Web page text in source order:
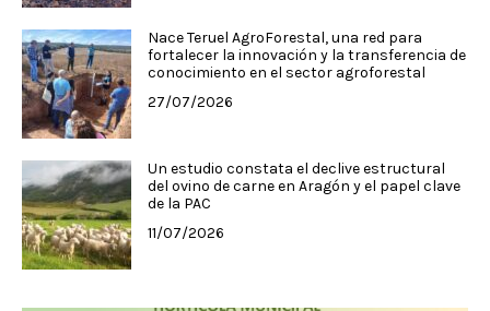
Nace Teruel AgroForestal, una red para
fortalecer la innovación y la transferencia de
conocimiento en el sector agroforestal
27/07/2026
Un estudio constata el declive estructural
del ovino de carne en Aragón y el papel clave
de la PAC
11/07/2026